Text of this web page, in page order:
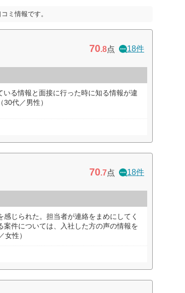
ミ情報です。
70.8点 18件
る情報と面接に行った時に知る情報が違
代／男性）
70.7点 18件
じられた。担当者が連絡をまめにしてく
件については、入社した方の声の情報を
性）